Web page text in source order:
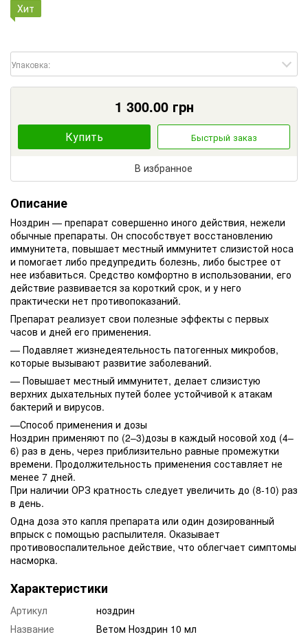
Хит
Упаковка:
1 300.00грн
Купить Быстрый заказ
В избранное
Описание
Ноздрин — препарат совершенно иного действия, нежели
обычные препараты. Он способствует восстановлению
иммунитета, повышает местный иммунитет слизистой носа
и помогает либо предупредить болезнь, либо быстрее от
нее избавиться. Средство комфортно в использовании, его
действие развивается за короткий срок, и у него
практически нет противопоказаний.
Препарат реализует свои полезные эффекты с первых
часов и дней его применения.
— Подавляет жизнедеятельность патогенных микробов,
которые вызывают развитие заболеваний.
— Повышает местный иммунитет, делает слизистую
верхних дыхательных путей более устойчивой к атакам
бактерий и вирусов.
—Способ применения и дозы
Ноздрин применяют по (2–3)дозы в каждый носовой ход (4–
6) раз в день, через приблизительно равные промежутки
времени. Продолжительность применения составляет не
менее 7 дней.
При наличии ОРЗ кратность следует увеличить до (8-10) раз
в день.
Одна доза это капля препарата или один дозированный
впрыск с помощью распылителя. Оказывает
противовоспалительное действие, что облегчает симптомы
насморка.
Характеристики
Артикул
ноздрин
Название
Ветом Ноздрин 10 мл